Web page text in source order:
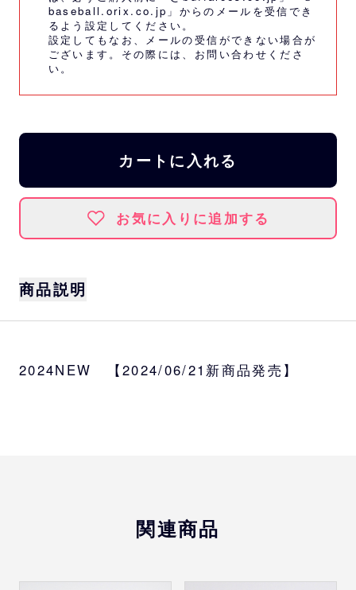
baseball.orix.co.jp」からのメールを受信でき
るよう設定してください。
設定してもなお、メールの受信ができない場合が
ございます。その際には、 お問い合わせくださ
い。
カートに入れる
お気に入りに追加する
商品説明
2024NEW 【2024/06/21新商品発売】
関連商品